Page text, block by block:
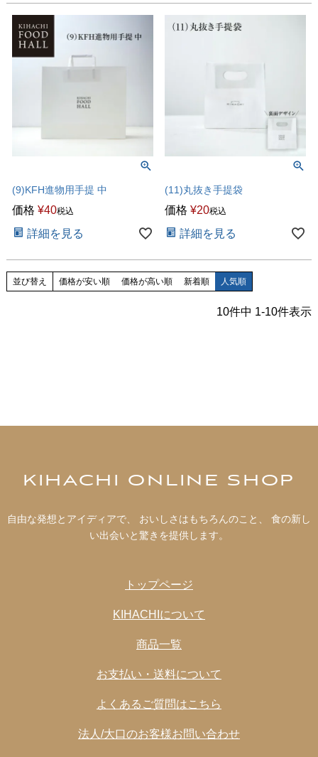
(9)KFH進物用手提 中
価格 ¥40税込
詳細を見る
(11)丸抜き手提袋
価格 ¥20税込
詳細を見る
並び替え 価格が安い順 価格が高い順 新着順 人気順
10件中 1-10件表示
KIHACHI ONLINE SHOP
自由な発想とアイディアで、 おいしさはもちろんのこと、 食の新し
い出会いと驚きを提供します。
トップページ
KIHACHIについて
商品一覧
お支払い・送料について
よくあるご質問はこちら
法人/大口のお客様お問い合わせ